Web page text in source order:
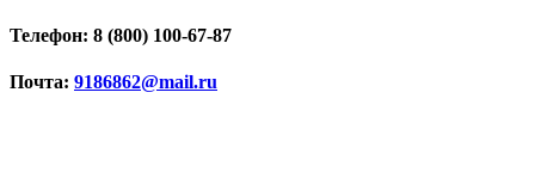
Телефон: 8 (800) 100-67-87
Почта: 9186862@mail.ru